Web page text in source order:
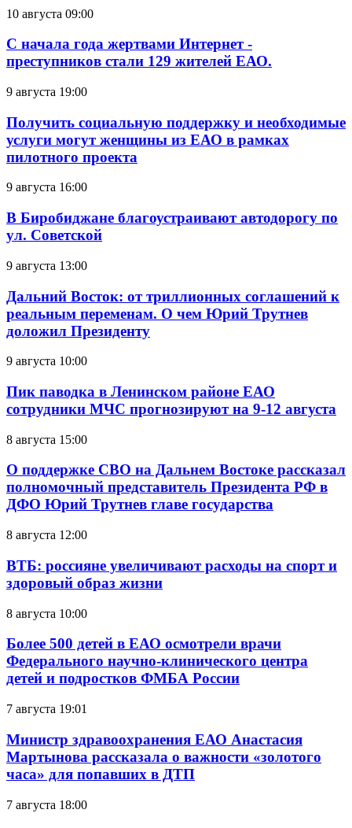
10 августа 09:00
С начала года жертвами Интернет -
преступников стали 129 жителей ЕАО.
9 августа 19:00
Получить социальную поддержку и необходимые
услуги могут женщины из ЕАО в рамках
пилотного проекта
9 августа 16:00
В Биробиджане благоустраивают автодорогу по
ул. Советской
9 августа 13:00
Дальний Восток: от триллионных соглашений к
реальным переменам. О чем Юрий Трутнев
доложил Президенту
9 августа 10:00
Пик паводка в Ленинском районе ЕАО
сотрудники МЧС прогнозируют на 9-12 августа
8 августа 15:00
О поддержке СВО на Дальнем Востоке рассказал
полномочный представитель Президента РФ в
ДФО Юрий Трутнев главе государства
8 августа 12:00
ВТБ: россияне увеличивают расходы на спорт и
здоровый образ жизни
8 августа 10:00
Более 500 детей в ЕАО осмотрели врачи
Федерального научно-клинического центра
детей и подростков ФМБА России
7 августа 19:01
Министр здравоохранения ЕАО Анастасия
Мартынова рассказала о важности «золотого
часа» для попавших в ДТП
7 августа 18:00